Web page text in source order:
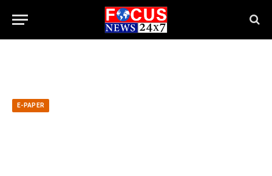
E-PAPER